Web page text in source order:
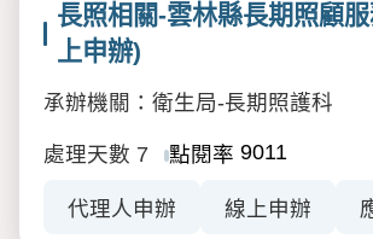
長照相關-雲林縣長期照顧
上申辦)
承辦機關：衛生局-長期照護科
處理天數 7 點閱率 9011
代理人申辦 線上申辦